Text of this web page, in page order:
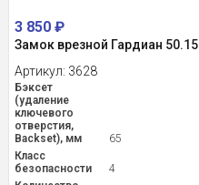
3 850 ₽
Замок врезной Гардиан 50.15
Артикул: 3628
Бэксет
(удаление
ключевого
отверстия,
Backset), мм
65
Класс
безопасности
4